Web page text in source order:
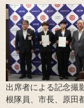
出席者による記念撮
根隊員、市長、原田